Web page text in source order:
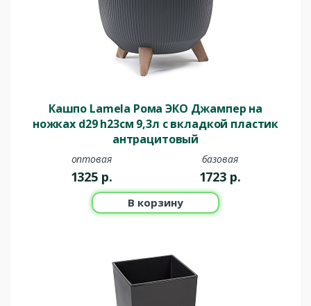
Кашпо Lamela Рома ЭКО Джампер на
ножках d29 h23см 9,3л с вкладкой пластик
антрацитовый
оптовая
1325 р.
базовая
1723 р.
В корзину